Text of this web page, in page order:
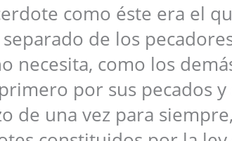
como éste era el
de los
necesita, como los
por sus pecados
de una vez para